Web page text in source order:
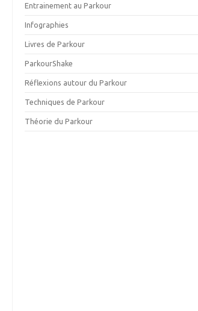
Entrainement au Parkour
Infographies
Livres de Parkour
ParkourShake
Réflexions autour du Parkour
Techniques de Parkour
Théorie du Parkour